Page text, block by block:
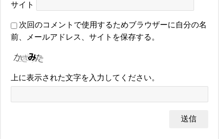
サイト
次回のコメントで使用するためブラウザーに自分の名
前、メールアドレス、サイトを保存する。
上に表示された文字を入力してください。